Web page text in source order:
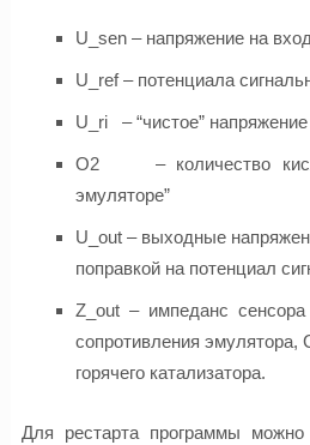
U_sen – напряжение на
U_ref – потенциала
U_ri – “чистое”
O2 – количество
эмуляторе”
U_out – выходные
поправкой на потенциал
Z_out – импеданс
сопротивления
горячего катализатора.
Для рестарта программы можно